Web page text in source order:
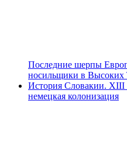
Последние шерпы
носильщики в Высоких
История Словакии. XIII
немецкая колонизация